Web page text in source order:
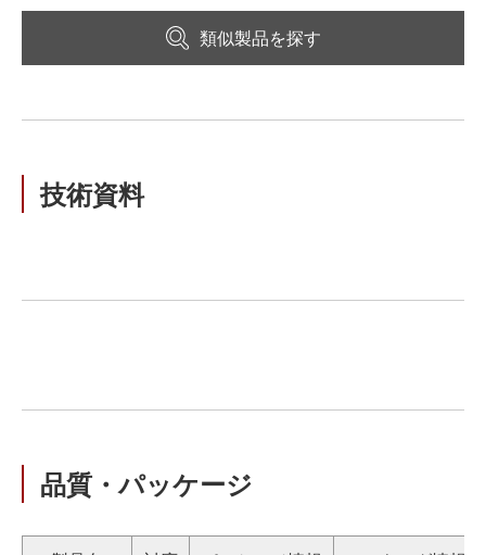
類似製品を探す
技術資料
品質・パッケージ